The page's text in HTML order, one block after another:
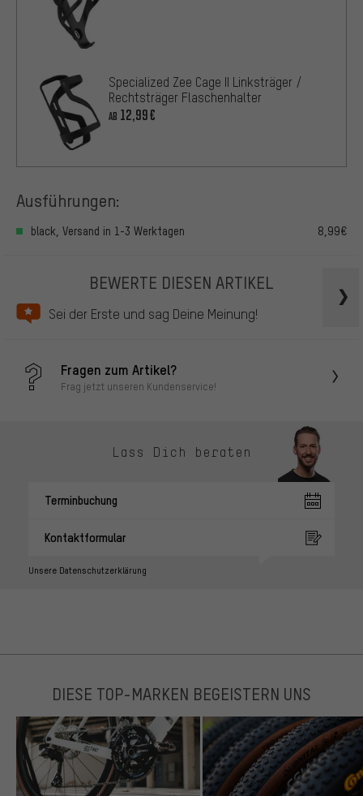
Specialized Zee Cage II Linksträger /
Rechtsträger Flaschenhalter
AB 12,99€
Ausführungen:
black, Versand in 1-3 Werktagen 8,99€
BEWERTE DIESEN ARTIKEL
Sei der Erste und sag Deine Meinung!
Fragen zum Artikel?
Frag jetzt unseren Kundenservice!
Lass Dich beraten
Terminbuchung
Kontaktformular
Unsere Datenschutzerklärung
DIESE TOP-MARKEN BEGEISTERN UNS